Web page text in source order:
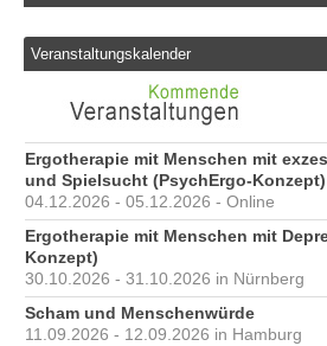
Veranstaltungskalender
Ergotherapie mit Menschen mit
und Spielsucht (PsychErgo-Konzept)
04.12.2026 - 05.12.2026 - Online
Ergotherapie mit Menschen mit
Konzept)
30.10.2026 - 31.10.2026 in Nürnberg
Scham und Menschenwürde
11.09.2026 - 12.09.2026 in Hamburg